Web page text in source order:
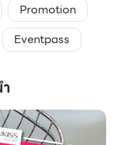
Promotion
Eventpass